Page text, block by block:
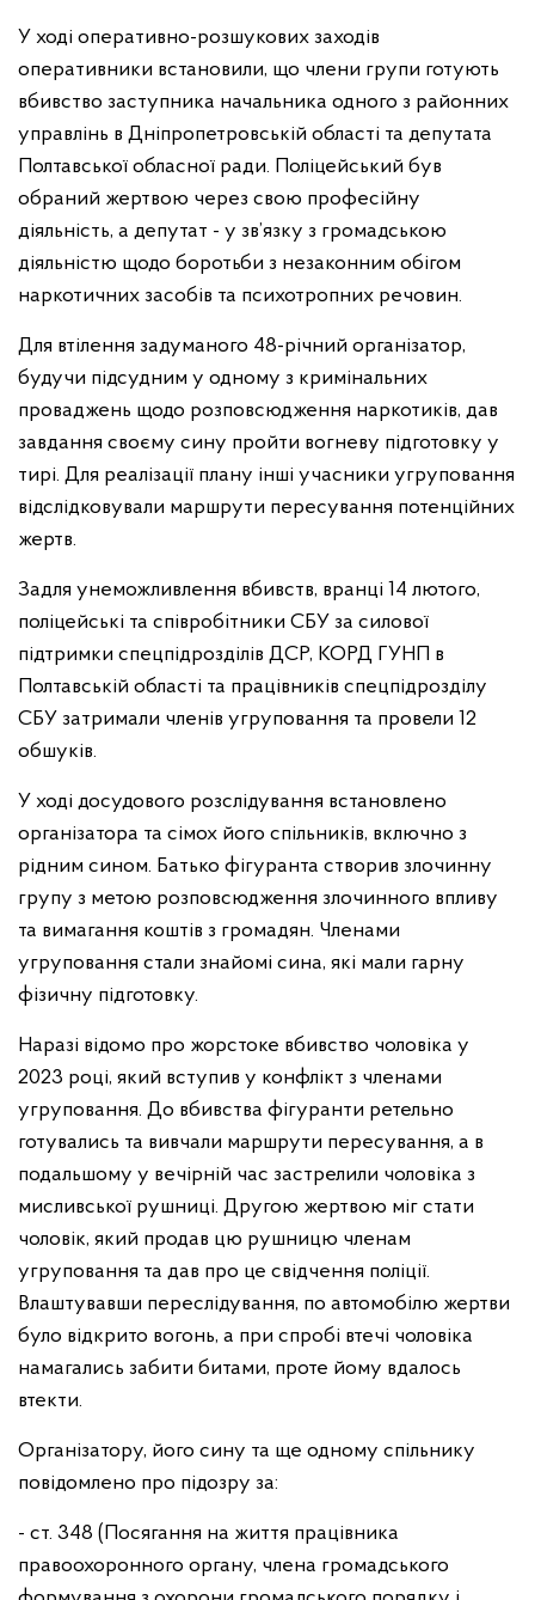
У ході оперативно-розшукових заходів
оперативники встановили, що члени групи готують
вбивство заступника начальника одного з районних
управлінь в Дніпропетровській області та депутата
Полтавської обласної ради. Поліцейський був
обраний жертвою через свою професійну
діяльність, а депутат - у зв’язку з громадською
діяльністю щодо боротьби з незаконним обігом
наркотичних засобів та психотропних речовин.
Для втілення задуманого 48-річний організатор,
будучи підсудним у одному з кримінальних
проваджень щодо розповсюдження наркотиків, дав
завдання своєму сину пройти вогневу підготовку у
тирі. Для реалізації плану інші учасники угруповання
відслідковували маршрути пересування потенційних
жертв.
Задля унеможливлення вбивств, вранці 14 лютого,
поліцейські та співробітники СБУ за силової
підтримки спецпідрозділів ДСР, КОРД ГУНП в
Полтавській області та працівників спецпідрозділу
СБУ затримали членів угруповання та провели 12
обшуків.
У ході досудового розслідування встановлено
організатора та сімох його спільників, включно з
рідним сином. Батько фігуранта створив злочинну
групу з метою розповсюдження злочинного впливу
та вимагання коштів з громадян. Членами
угруповання стали знайомі сина, які мали гарну
фізичну підготовку.
Наразі відомо про жорстоке вбивство чоловіка у
2023 році, який вступив у конфлікт з членами
угруповання. До вбивства фігуранти ретельно
готувались та вивчали маршрути пересування, а в
подальшому у вечірній час застрелили чоловіка з
мисливської рушниці. Другою жертвою міг стати
чоловік, який продав цю рушницю членам
угруповання та дав про це свідчення поліції.
Влаштувавши переслідування, по автомобілю жертви
було відкрито вогонь, а при спробі втечі чоловіка
намагались забити битами, проте йому вдалось
втекти.
Організатору, його сину та ще одному спільнику
повідомлено про підозру за:
- ст. 348 (Посягання на життя працівника
правоохоронного органу, члена громадського